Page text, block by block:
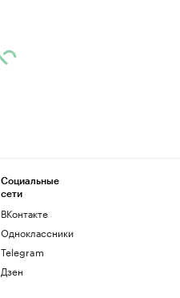
Социальные
сети
ВКонтакте
Одноклассники
Telegram
Дзен